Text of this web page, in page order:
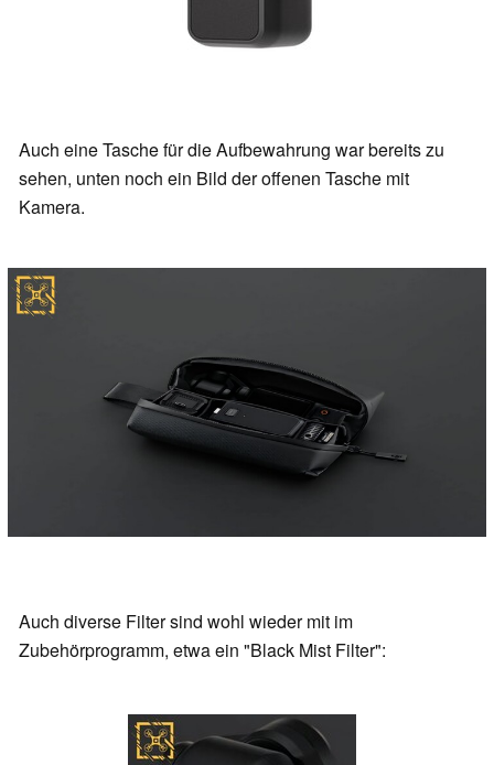
Auch eine Tasche für die Aufbewahrung war bereits zu
sehen, unten noch ein Bild der offenen Tasche mit
Kamera.
Auch diverse Filter sind wohl wieder mit im
Zubehörprogramm, etwa ein "Black Mist Filter":